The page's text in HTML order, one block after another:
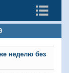
неделю без